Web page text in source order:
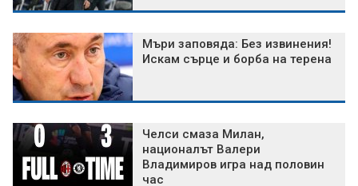
Мъри заповяда: Без извинения!
Искам сърце и борба на терена
Челси смаза Милан,
националът Валери
Владимиров игра над половин
час